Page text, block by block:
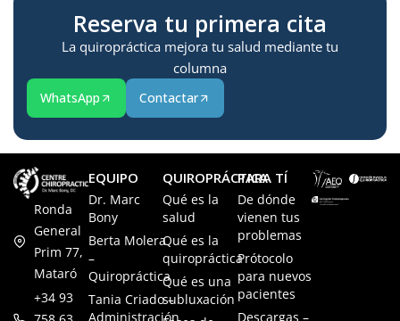
Reserva tu primera cita
La quiropráctica mejora tu salud mediante tu
columna
WhatsApp Contactar
Ronda
General
Prim 77,
Mataró
+34 93
EQUIPO
Dr. Marc
Bony
Berta Molera
–
Quiropráctica
Tania Criado –
Administración
QUIROPRÁCTICA
Qué es la
salud
Qué es la
quiropráctica
Qué es una
subluxación
PARA TÍ
De dónde
vienen tus
problemas
Prótocolo
para nuevos
pacientes
Descargas –